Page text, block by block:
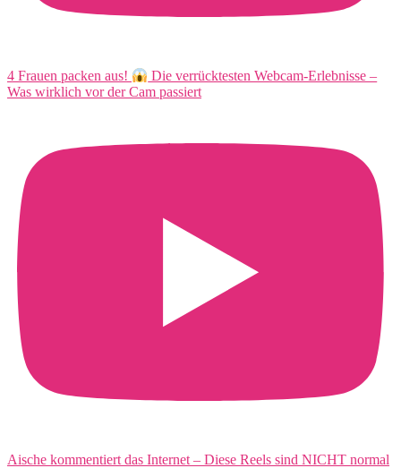
4 Frauen packen aus!
Die verrücktesten Webcam-Erlebnisse –
Was wirklich vor der Cam passiert
Aische kommentiert das Internet – Diese Reels sind NICHT normal